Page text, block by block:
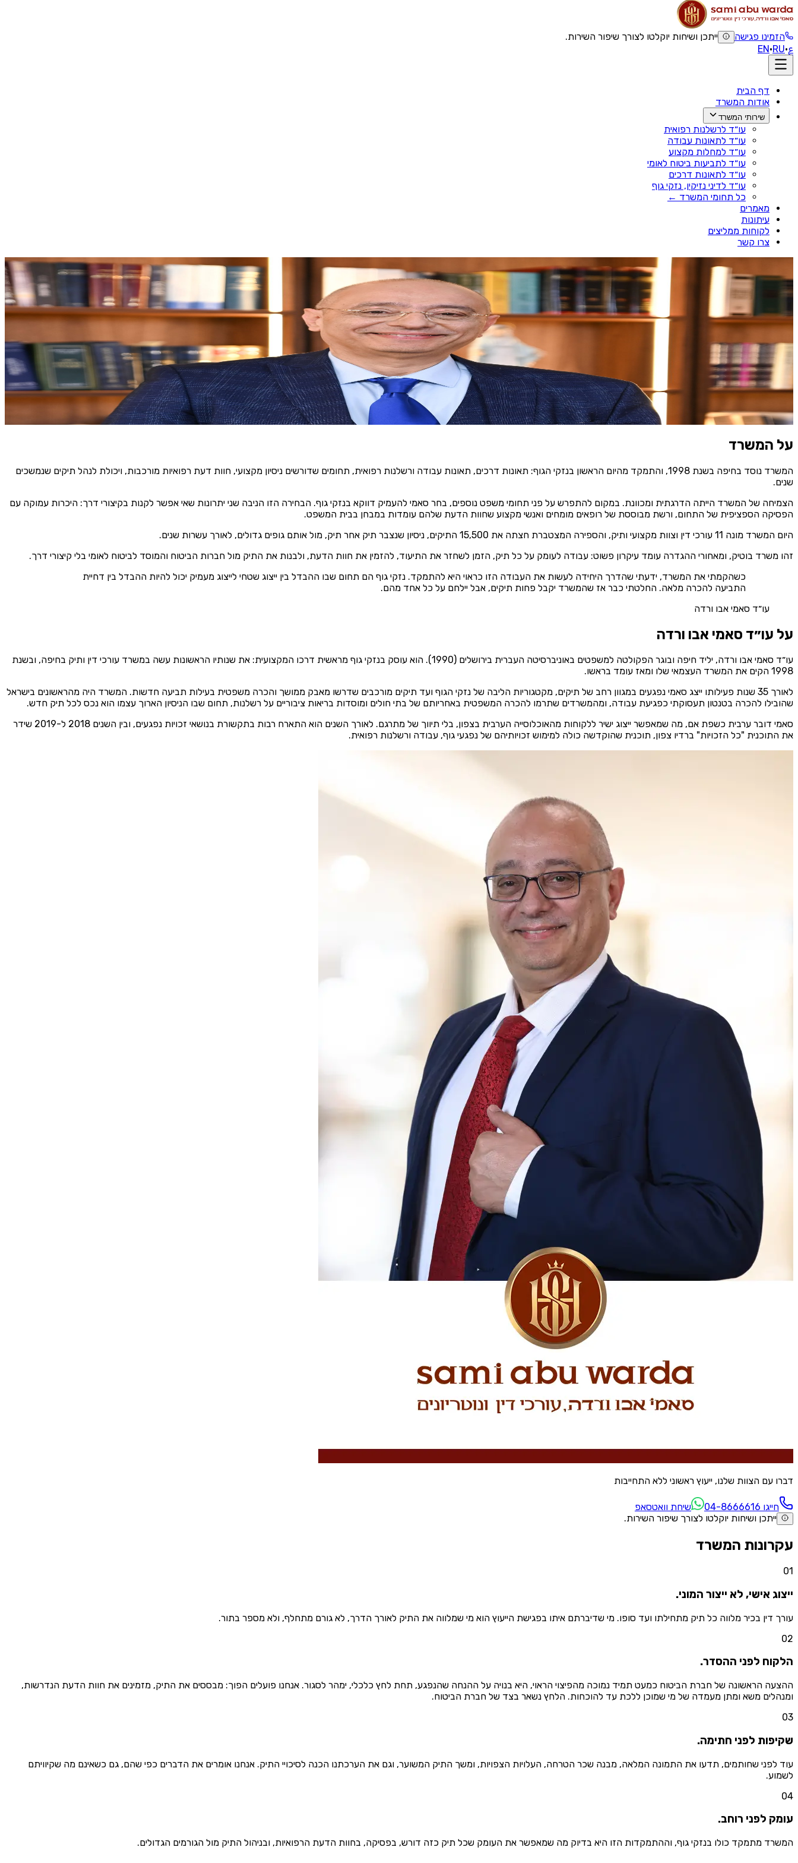
הזמינו פגישה
ייתכן ושיחות יוקלטו לצורך שיפור השירות.
ع·
EN·RU
דף הבית
אודות המשרד
שירותי המשרד
עו״ד לרשלנות רפואית
עו״ד לתאונות עבודה
עו״ד למחלות מקצוע
עו״ד לתביעות ביטוח לאומי
עו״ד לתאונות דרכים
עו״ד לדיני נזיקין, נזקי גוף
כל תחומי המשרד ←
מאמרים
עיתונות
לקוחות ממליצים
צרו קשר
דף הבית
אודות המשרד
אודות המשרד
עו״ד סאמי אבו ורדה, מייסד ומנהל המשרד
פגיעה, בתאונת דרכים, בעבודה, או בעקבות טיפול רפואי שהשתבש, מעמידה אדם מול גופים גדולים: חברות ביטוח, בתי חולים, והמוסד לביטוח לאומי. ברגעים כאלה, מה שמכריע הוא לא רק הזכויות שבחוק, אלא מי
עומד לצידכם וכמה ברצינות הוא לוקח את התיק. סאמי אבו ורדה משרד עורכי דין נבנה בדיוק סביב זה: עורך דין בכיר שמלווה את התיק שלכם אישית, מההתחלה ועד הפיצוי, ולא מערכת שמעבירה אתכם מיד ליד.
"כל הזכויות בזכות ולא בחסד", המשפט הזה ליווה את עו״ד סאמי אבו ורדה לאורך כל הדרך, והוא גם היה שם התוכנית שהוא שידר ברדיו צפון. הוא מסכם את העמדה שעליה בנוי המשרד: פיצוי לנפגע אינו טובה
שמעניקים לו, הוא זכות שצריך לממש, במלואה.
שיחת וואטסאפ
ייתכן ושיחות יוקלטו לצורך שיפור השירות.
על המשרד
המשרד נוסד בחיפה בשנת 1998, והתמקד מהיום הראשון בנזקי הגוף: תאונות דרכים, תאונות עבודה ורשלנות רפואית, תחומים שדורשים ניסיון מקצועי, חוות דעת רפואיות מורכבות, ויכולת לנהל תיקים שנמשכים
שנים.
הצמיחה של המשרד הייתה הדרגתית ומכוונת. במקום להתפרש על פני תחומי משפט נוספים, בחר סאמי להעמיק דווקא בנזקי גוף. הבחירה הזו הניבה שני יתרונות שאי אפשר לקנות בקיצורי דרך: היכרות עמוקה עם
הפסיקה הספציפית של התחום, ורשת מבוססת של רופאים מומחים ואנשי מקצוע שחוות הדעת שלהם עומדות במבחן בבית המשפט.
היום המשרד מונה 11 עורכי דין וצוות מקצועי ותיק, והספירה המצטברת חצתה את 15,500 התיקים, ניסיון שנצבר תיק אחר תיק, מול אותם גופים גדולים, לאורך עשרות שנים.
זהו משרד בוטיק, ומאחורי ההגדרה עומד עיקרון פשוט: עבודה לעומק על כל תיק, הזמן לשחזר את התיעוד, להזמין את חוות הדעת, ולבנות את התיק מול חברות הביטוח והמוסד לביטוח לאומי בלי קיצורי דרך.
כשהקמתי את המשרד, ידעתי שהדרך היחידה לעשות את העבודה הזו כראוי היא להתמקד. נזקי גוף הם תחום שבו ההבדל בין ייצוג שטחי לייצוג מעמיק יכול להיות ההבדל בין דחיית
התביעה להכרה מלאה. החלטתי כבר אז שהמשרד יקבל פחות תיקים, אבל יילחם על כל אחד מהם.
עו״ד סאמי אבו ורדה
על עו״ד סאמי אבו ורדה
עו״ד סאמי אבו ורדה, יליד חיפה ובוגר הפקולטה למשפטים באוניברסיטה העברית בירושלים (1990). הוא עוסק בנזקי גוף מראשית דרכו המקצועית: את שנותיו הראשונות עשה במשרד עורכי דין ותיק בחיפה, ובשנת
1998 הקים את המשרד העצמאי שלו ומאז עומד בראשו.
לאורך 35 שנות פעילותו ייצג סאמי נפגעים במגוון רחב של תיקים, מקטגוריות הליבה של נזקי הגוף ועד תיקים מורכבים שדרשו מאבק ממושך והכרה משפטית בעילות תביעה חדשות. המשרד היה מהראשונים בישראל
שהובילו להכרה בטנטון תעסוקתי כפגיעת עבודה, ומהמשרדים שתרמו להכרה המשפטית באחריותם של בתי חולים ומוסדות בריאות ציבוריים על רשלנות, תחום שבו הניסיון הארוך עצמו הוא נכס לכל תיק חדש.
סאמי דובר ערבית כשפת אם, מה שמאפשר ייצוג ישיר ללקוחות מהאוכלוסייה הערבית בצפון, בלי תיווך של מתרגם. לאורך השנים הוא התארח רבות בתקשורת בנושאי זכויות נפגעים, ובין השנים 2018 ל-2019 שידר
את התוכנית "כל הזכויות" ברדיו צפון, תוכנית שהוקדשה כולה למימוש זכויותיהם של נפגעי גוף, עבודה ורשלנות רפואית.
דברו עם הצוות שלנו, ייעוץ ראשוני ללא התחייבות
חייגו ⁦04-8666616⁩
שיחת וואטסאפ
ייתכן ושיחות יוקלטו לצורך שיפור השירות.
עקרונות המשרד
01
ייצוג אישי, לא ייצור המוני.
עורך דין בכיר מלווה כל תיק מתחילתו ועד סופו. מי שדיברתם איתו בפגישת הייעוץ הוא מי שמלווה את התיק לאורך הדרך, לא גורם מתחלף, ולא מספר בתור.
02
הלקוח לפני ההסדר.
ההצעה הראשונה של חברת הביטוח כמעט תמיד נמוכה מהפיצוי הראוי, היא בנויה על ההנחה שהנפגע, תחת לחץ כלכלי, ימהר לסגור. אנחנו פועלים הפוך: מבססים את התיק, מזמינים את חוות הדעת הנדרשות,
ומנהלים משא ומתן מעמדה של מי שמוכן ללכת עד להוכחות. הלחץ נשאר בצד של חברת הביטוח.
03
שקיפות לפני חתימה.
עוד לפני שחותמים, תדעו את התמונה המלאה, מבנה שכר הטרחה, העלויות הצפויות, ומשך התיק המשוער, וגם את הערכתנו הכנה לסיכויי התיק. אנחנו אומרים את הדברים כפי שהם, גם כשאינם מה שקיוויתם
לשמוע.
04
עומק לפני רוחב.
המשרד מתמקד כולו בנזקי גוף, וההתמקדות הזו היא בדיוק מה שמאפשר את העומק שכל תיק כזה דורש, בפסיקה, בחוות הדעת הרפואיות, ובניהול התיק מול הגורמים הגדולים.